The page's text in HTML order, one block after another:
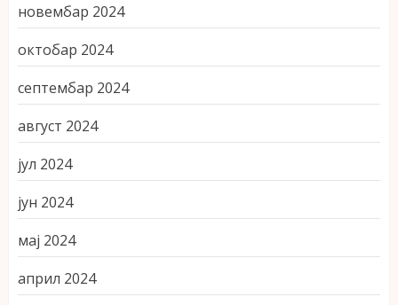
новембар 2024
октобар 2024
септембар 2024
август 2024
јул 2024
јун 2024
мај 2024
април 2024